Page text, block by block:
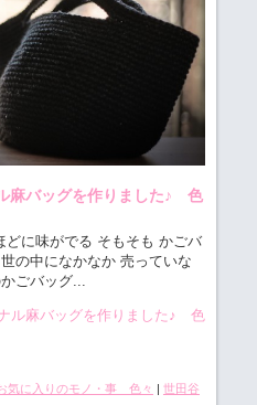
麻バッグを作りました♪ 色
どに味がでる そもそも かごバ
の中になかなか 売っていな
ごバッグ...
ル麻バッグを作りました♪ 色
気に入りのモノ・事 色々 | 世田谷